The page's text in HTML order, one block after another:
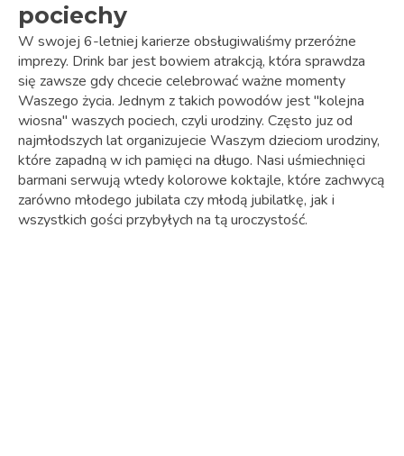
pociechy
W swojej 6-letniej karierze obsługiwaliśmy przeróżne
imprezy. Drink bar jest bowiem atrakcją, która sprawdza
się zawsze gdy chcecie celebrować ważne momenty
Waszego życia. Jednym z takich powodów jest "kolejna
wiosna" waszych pociech, czyli urodziny. Często juz od
najmłodszych lat organizujecie Waszym dzieciom urodziny,
które zapadną w ich pamięci na długo. Nasi uśmiechnięci
barmani serwują wtedy kolorowe koktajle, które zachwycą
zarówno młodego jubilata czy młodą jubilatkę, jak i
wszystkich gości przybyłych na tą uroczystość.